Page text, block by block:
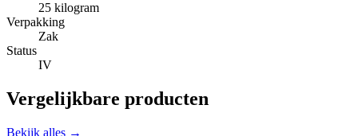
25 kilogram
Verpakking
Zak
Status
IV
Vergelijkbare producten
Bekijk alles →